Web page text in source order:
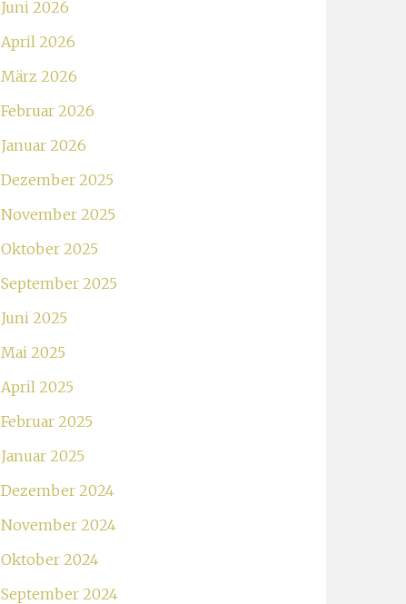
Juni 2026
April 2026
März 2026
Februar 2026
Januar 2026
Dezember 2025
November 2025
Oktober 2025
September 2025
Juni 2025
Mai 2025
April 2025
Februar 2025
Januar 2025
Dezember 2024
November 2024
Oktober 2024
September 2024